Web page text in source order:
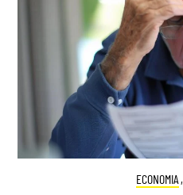
ECONOMIA ,